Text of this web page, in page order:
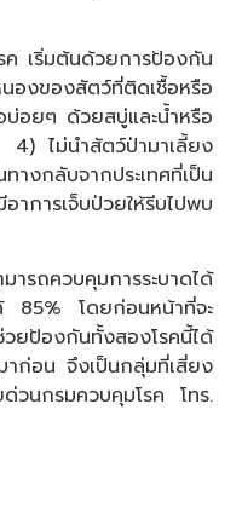
ริ่มต้นด้วยการป้องกัน
องของสัตว์ที่ติดเชื้อหรือ
อยๆ ด้วยสบู่และน้ำหรือ
4) ไม่นำสัตว์ป่ามาเลี้ยง
างกลับจากประเทศที่เป็น
การเจ็บป่วยให้รีบไปพบ
ถควบคุมการระบาดได้
85% โดยก่อนหน้าที่จะ
ยป้องกันทั้งสองโรคนี้ได้
าก่อน จึงเป็นกลุ่มที่เสี่ยง
วนกรมควบคุมโรค โทร.